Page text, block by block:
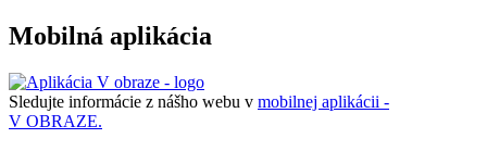
Mobilná aplikácia
Sledujte informácie z nášho webu v mobilnej aplikácii -
V OBRAZE.